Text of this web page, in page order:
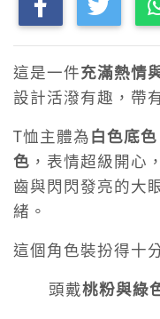
這是一件充滿熱情
設計活潑有趣，帶
T恤主體為 白色底色
色 ，表情超級開心
齒與閃閃發亮的大
緒。
這個角色裝扮得十
頭戴桃粉與綠